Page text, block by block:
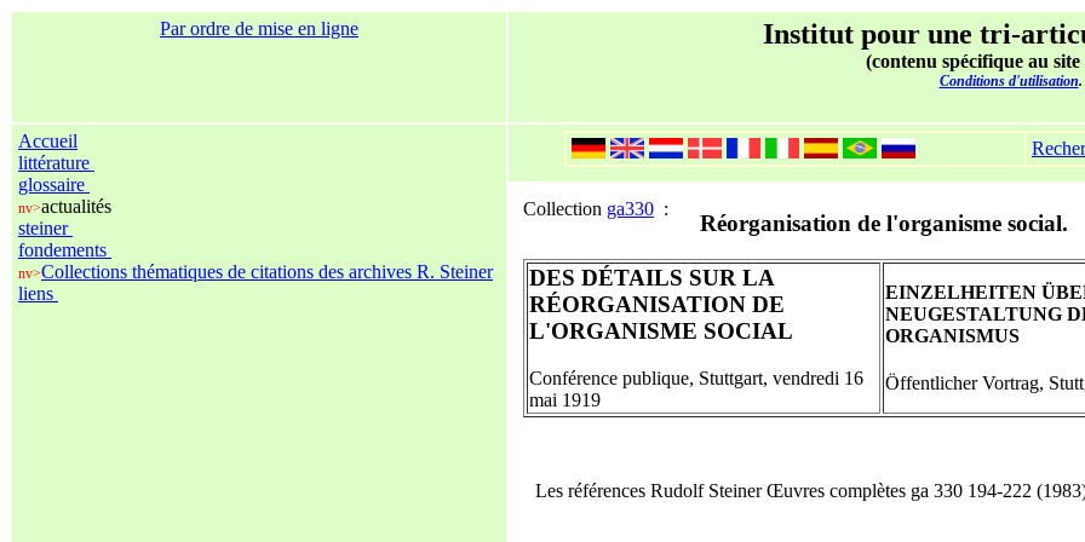
Par ordre de mise en ligne Institut pour une tri-
(contenu spécifique au
Conditions d'utilisation.
Accueil
littérature
glossaire
nv>actualités
steiner
fondements
nv>Collections thématiques de citations des archives R. Steiner
liens
Collection ga330 :
Réorganisation de l'organisme social.
DES DÉTAILS SUR LA
RÉORGANISATION DE
L'ORGANISME SOCIAL
Conférence publique, Stuttgart, vendredi 16
mai 1919
EINZELHEITEN
NEUGESTALTUNG
ORGANISMUS
Öffentlicher Vortrag,
Les références Rudolf Steiner Œuvres complètes ga 330 194-222